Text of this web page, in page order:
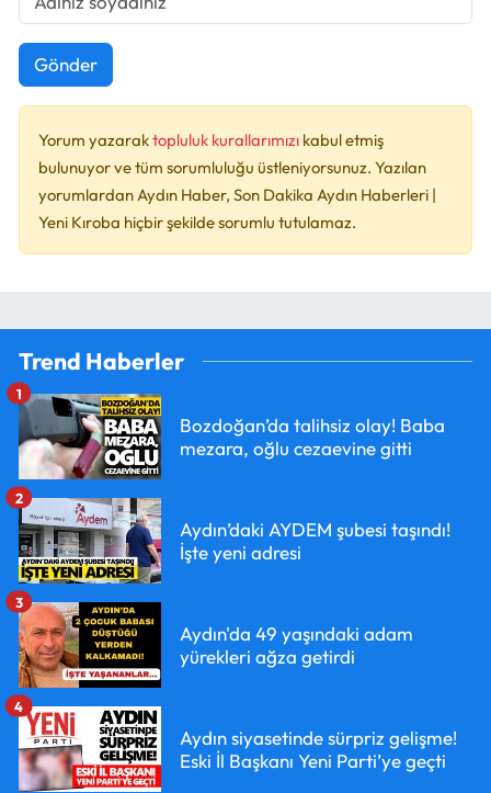
Gönder
Yorum yazaraktopluluk kurallarımızı kabul etmiş
bulunuyor ve tüm sorumluluğu üstleniyorsunuz. Yazılan
yorumlardan Aydın Haber, Son Dakika Aydın Haberleri |
Yeni Kıroba hiçbir şekilde sorumlu tutulamaz.
Trend Haberler
Bozdoğan’da talihsiz olay! Baba
mezara, oğlu cezaevine gitti
1
Aydın’daki AYDEM şubesi taşındı!
İşte yeni adresi
2
Aydın'da 49 yaşındaki adam
yürekleri ağza getirdi
3
Aydın siyasetinde sürpriz gelişme!
Eski İl Başkanı Yeni Parti’ye geçti
4